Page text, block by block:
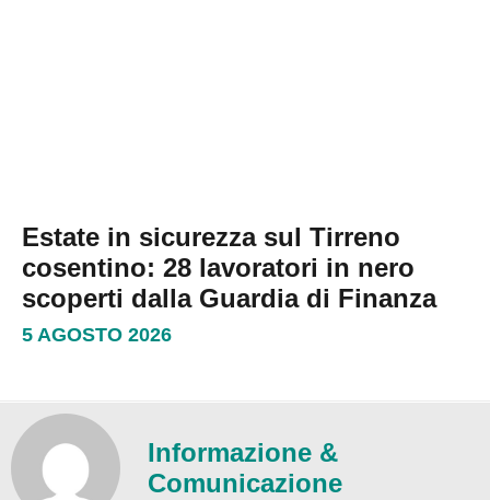
Estate in sicurezza sul Tirreno
cosentino: 28 lavoratori in nero
scoperti dalla Guardia di Finanza
5 AGOSTO 2026
Informazione &
Comunicazione